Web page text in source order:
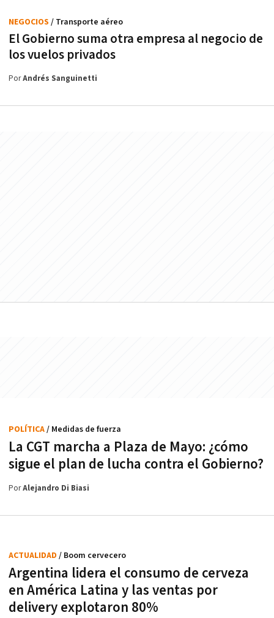
El Gobierno suma otra empresa al negocio de
los vuelos privados
NEGOCIOS / Transporte aéreo
PorAndrés Sanguinetti
La CGT marcha a Plaza de Mayo: ¿cómo
sigue el plan de lucha contra el Gobierno?
POLÍTICA/ Medidas de fuerza
PorAlejandro Di Biasi
Argentina lidera el consumo de cerveza
en América Latina y las ventas por
delivery explotaron 80%
ACTUALIDAD / Boom cervecero